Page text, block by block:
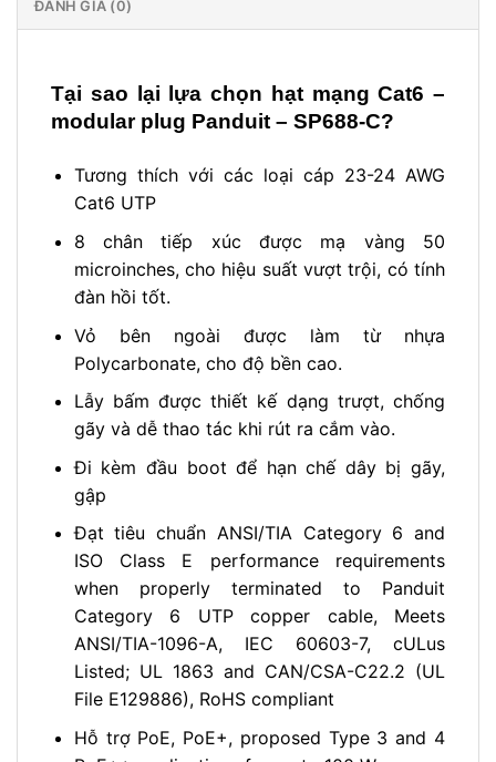
ĐÁNH GIÁ (0)
Tại sao lại lựa chọn hạt mạng Cat6 –
modular plug Panduit – SP688-C?
Tương thích với các loại cáp 23-24 AWG
Cat6 UTP
8 chân tiếp xúc được mạ vàng 50
microinches, cho hiệu suất vượt trội, có tính
đàn hồi tốt.
Vỏ bên ngoài được làm từ nhựa
Polycarbonate, cho độ bền cao.
Lẫy bấm được thiết kế dạng trượt, chống
gãy và dễ thao tác khi rút ra cắm vào.
Đi kèm đầu boot để hạn chế dây bị gãy,
gập
Đạt tiêu chuẩn ANSI/TIA Category 6 and
ISO Class E performance requirements
when properly terminated to Panduit
Category 6 UTP copper cable, Meets
ANSI/TIA-1096-A, IEC 60603-7, cULus
Listed; UL 1863 and CAN/CSA-C22.2 (UL
File E129886), RoHS compliant
Hỗ trợ PoE, PoE+, proposed Type 3 and 4